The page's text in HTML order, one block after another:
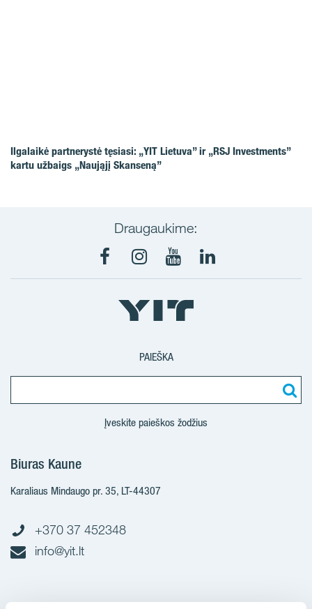
Ilgalaikė partnerystė tęsiasi: „YIT Lietuva” ir „RSJ Investments”
kartu užbaigs „Naująjį Skanseną”
Draugaukime:
FacebookInstagram
YoutubeLinkedIn
PAIEŠKA
Įveskite paieškos žodžius
Biuras Kaune
Karaliaus Mindaugo pr. 35, LT-44307
+370 37 452348
info@yit.lt